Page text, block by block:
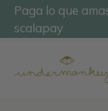
SaltarPaga lo que
scalapay